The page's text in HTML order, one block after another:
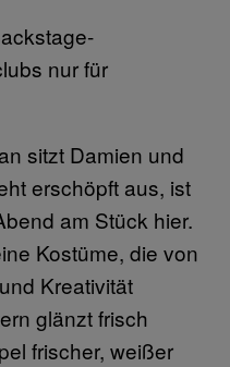
sitzt Damien und
erschöpft aus, ist
am Stück hier.
Kostüme, die von
Kreativität
glänzt frisch
frischer, weißer